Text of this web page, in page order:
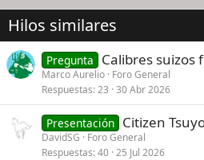
Hilos similares
Pregunta Calibres suizos
Marco Aurelio Foro General
Respuestas 23 30 Abr 2026
Presentación Citizen
DavidSG
Foro General
Respuestas 40 25 Jul 2026